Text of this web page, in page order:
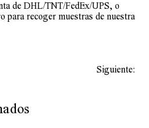
de DHL/TNT/FedEx/UPS, o
para recoger muestras de nuestra
Siguiente: